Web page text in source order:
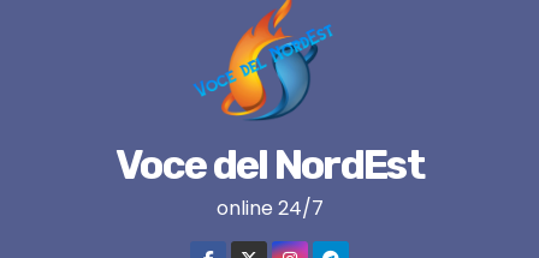
Voce del NordEst
online 24/7